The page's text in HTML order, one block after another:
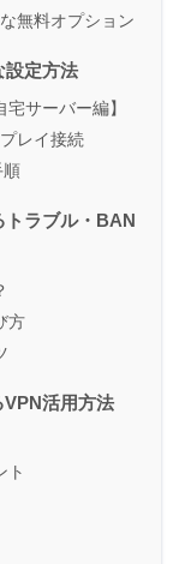
無料オプション
設定方法
サーバー編】
レイ接続
順
トラブル・BAN
方
活用方法
ト